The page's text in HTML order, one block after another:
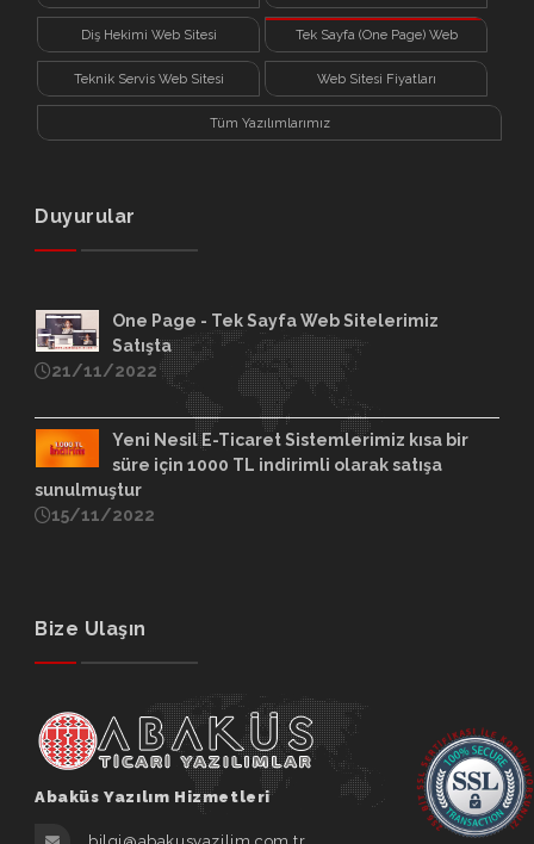
Diş Hekimi Web Sitesi Tek Sayfa (One Page) Web
Sitesi
Teknik Servis Web Sitesi Web Sitesi Fiyatları
Tüm Yazılımlarımız
Duyurular
One Page - Tek Sayfa Web Sitelerimiz
Satışta
21/11/2022
Yeni Nesil E-Ticaret Sistemlerimiz kısa bir
süre için 1000 TL indirimli olarak satışa
sunulmuştur
15/11/2022
Bize Ulaşın
Abaküs Yazılım Hizmetleri